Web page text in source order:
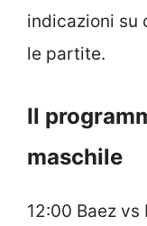
indicazioni su
le partite.
Il
maschile
12:00 Baez vs